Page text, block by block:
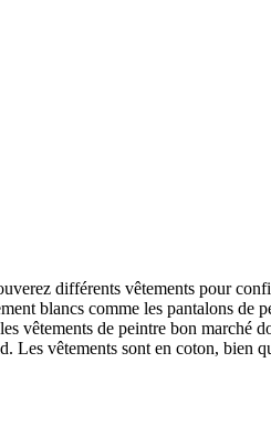
différents vêtements pour
blancs comme les pantalons de
vêtements de peintre bon marché
vêtements sont en coton, bien